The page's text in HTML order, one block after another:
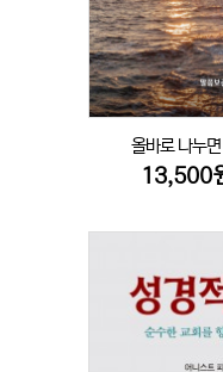
올바로 나누
13,500